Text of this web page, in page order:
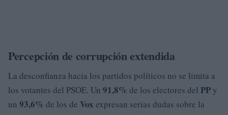
Percepción de corrupción extendida
La desconfianza hacia los partidos políticos no se limita a
los votantes del PSOE. Un 91,8% de los electores del PP y
un 93,6% de los de Vox expresan serias dudas sobre la